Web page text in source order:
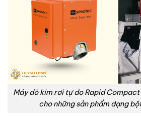
Máy dò kim rơi tự do Rapid
cho những sản phẩm dạng